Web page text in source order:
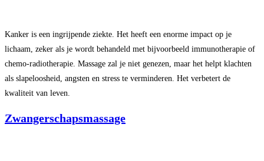
Kanker is een ingrijpende ziekte. Het heeft een enorme impact op je
lichaam, zeker als je wordt behandeld met bijvoorbeeld immunotherapie of
chemo-radiotherapie. Massage zal je niet genezen, maar het helpt klachten
als slapeloosheid, angsten en stress te verminderen. Het verbetert de
kwaliteit van leven.
Zwangerschapsmassage